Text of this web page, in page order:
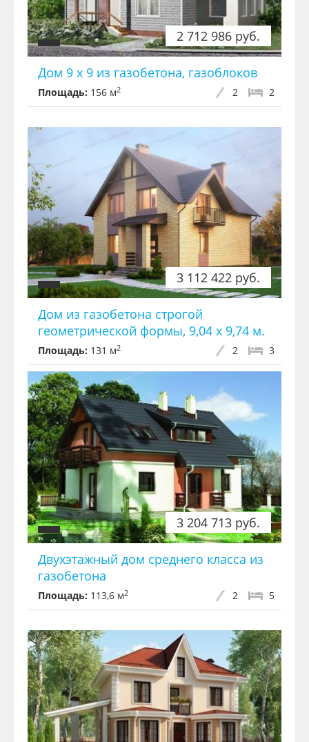
2 712 986 руб.
Дом 9 х 9 из газобетона, газоблоков
Площадь: 156 м2 2
2
3 112 422 руб.
Дом из газобетона строгой
геометрической формы, 9,04 х 9,74 м.
Площадь: 131 м2 3
2
3 204 713 руб.
Двухэтажный дом среднего класса из
газобетона
Площадь: 113,6 м2 5
2